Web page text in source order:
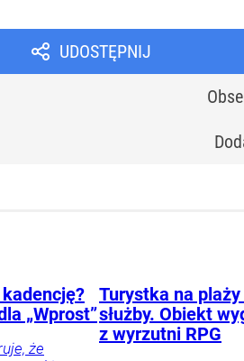
UDOSTĘPNIJ
„Wprost”
że
Turystka na
służby. Obiekt
z wyrzutni RPG